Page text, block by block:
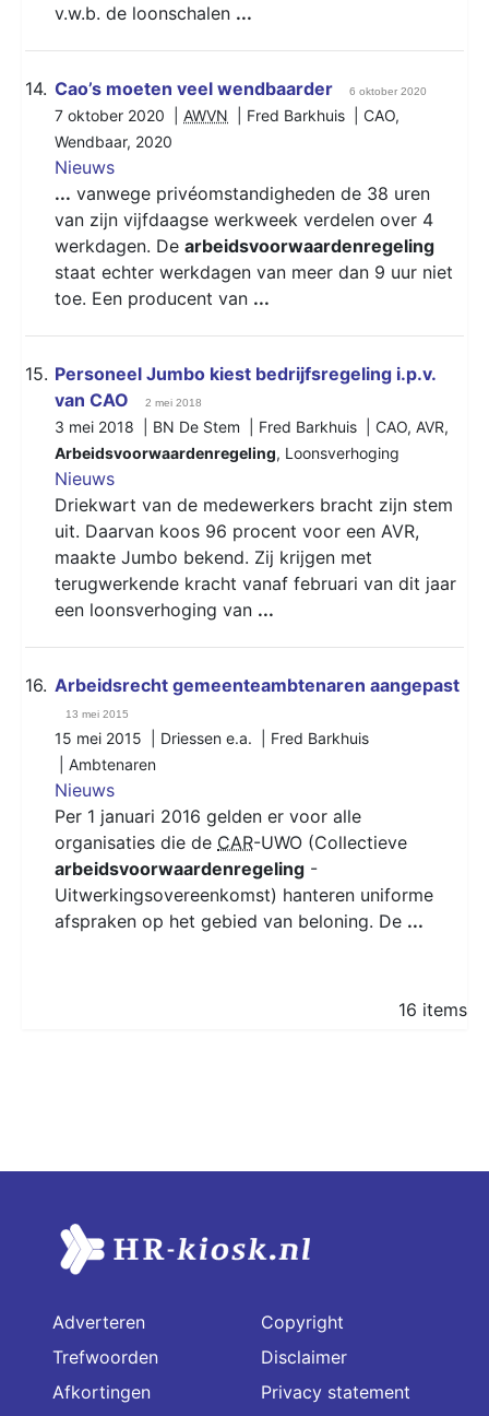
v.w.b. de loonschalen ...
14. Cao’s moeten veel wendbaarder 6 oktober 2020
7 oktober 2020 | AWVN | Fred Barkhuis | CAO,
Wendbaar, 2020
Nieuws
... vanwege privéomstandigheden de 38 uren
van zijn vijfdaagse werkweek verdelen over 4
werkdagen. De arbeidsvoorwaardenregeling
staat echter werkdagen van meer dan 9 uur niet
toe. Een producent van ...
15. Personeel Jumbo kiest bedrijfsregeling i.p.v.
van CAO
2 mei 2018
3 mei 2018 | BN De Stem | Fred Barkhuis | CAO, AVR,
Arbeidsvoorwaardenregeling, Loonsverhoging
Nieuws
Driekwart van de medewerkers bracht zijn stem
uit. Daarvan koos 96 procent voor een AVR,
maakte Jumbo bekend. Zij krijgen met
terugwerkende kracht vanaf februari van dit jaar
een loonsverhoging van ...
16. Arbeidsrecht gemeenteambtenaren aangepast
13 mei 2015
15 mei 2015 | Driessen e.a. | Fred Barkhuis
Ambtenaren
Nieuws
Per 1 januari 2016 gelden er voor alle
organisaties die de CAR-UWO (Collectieve
arbeidsvoorwaardenregeling -
Uitwerkingsovereenkomst) hanteren uniforme
afspraken op het gebied van beloning. De ...
16 items
Adverteren
Trefwoorden
Afkortingen
Copyright
Disclaimer
Privacy statement